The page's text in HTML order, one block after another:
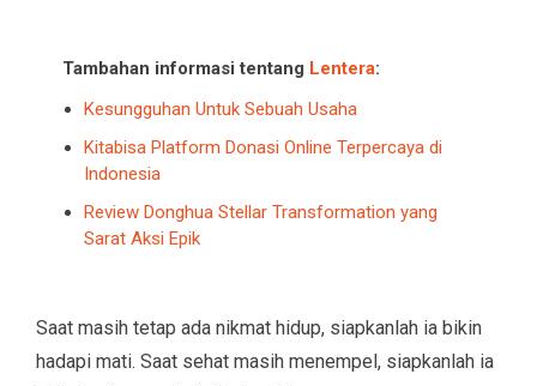
Tambahan informasi tentang Lentera:
Kesungguhan Untuk Sebuah Usaha
Kitabisa Platform Donasi Online Terpercaya di
Indonesia
Review Donghua Stellar Transformation yang
Sarat Aksi Epik
Saat masih tetap ada nikmat hidup, siapkanlah ia bikin
hadapi mati. Saat sehat masih menempel, siapkanlah ia